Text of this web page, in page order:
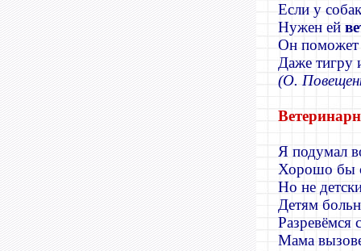
Если у
Нужен ей
Он поможет
Даже тигру
(О.
Я подумал
Хорошо бы
Но не
Детям
Разревёмся
Мама